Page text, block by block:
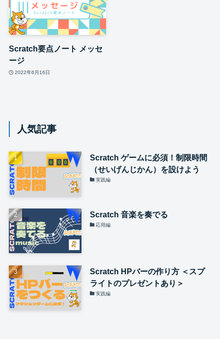
Scratch要点ノート メッセ
ージ
2022年6月16日
人気記事
Scratch ゲームに必須！制限時間
（せいげんじかん）を設けよう
実践編
Scratch 音楽を奏でる
応用編
Scratch HPバーの作り方 ＜スプ
ライトのプレゼントあり＞
実践編